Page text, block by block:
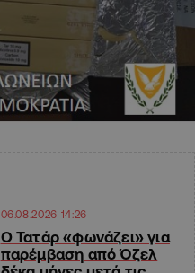
06.08.2026 14:26
Ο Τατάρ «φωνάζει» για
παρέμβαση από Όζελ